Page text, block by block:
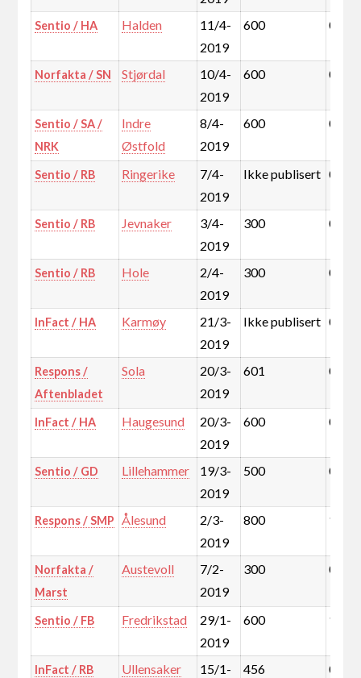
Sentio / HA Halden
11/4-
2019
600 0,6%
Norfakta / SN Stjørdal
10/4-
2019
600 0,5%
Sentio / SA /
NRK
Indre
Østfold
8/4-
2019
600 0,8%
Sentio / RB Ringerike
7/4-
2019
Ikke publisert 0,5%
Sentio / RB Jevnaker
3/4-
2019
300 0,1%
Sentio / RB Hole
2/4-
2019
300 0,1%
InFact / HA Karmøy
21/3-
2019
Ikke publisert 0,8%
Respons /
Aftenbladet
Sola
20/3-
2019
601 0,5%
InFact / HA Haugesund
20/3-
2019
600 0,7%
Sentio / GD Lillehammer
19/3-
2019
500 0,5%
Respons / SMP Ålesund
2/3-
2019
800 1,1%
Norfakta /
Marst
Austevoll
7/2-
2019
300 0,1%
Sentio / FB Fredrikstad
29/1-
2019
600 1,4%
InFact / RB Ullensaker
15/1-
456 0,6%